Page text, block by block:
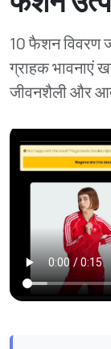
10 फैशन विवरण
ग्राहक भावनाएं
जीवनशैली और